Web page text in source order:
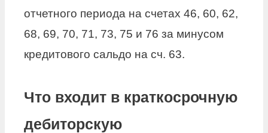
отчетного периода на счетах 46, 60, 62,
68, 69, 70, 71, 73, 75 и 76 за минусом
кредитового сальдо на сч. 63.
Что входит в краткосрочную
дебиторскую